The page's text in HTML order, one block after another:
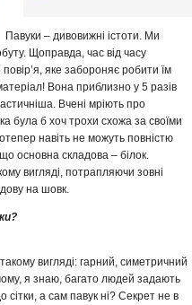
Павуки – дивовижні істоти. Ми
Щоправда, час від часу
яке забороняє робити їм
Вона приблизно у 5 разів
Вчені мріють про
була б хоч трохи схожа за своїми
навіть не можуть повністю
основна складова – білок.
вигляді, потрапляючи зовні
на шовк.
вигляді: гарний, симетричний
я знаю, багато людей задають
а сам павук ні? Секрет не в